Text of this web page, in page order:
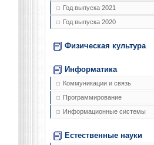
Год выпуска 2021
Год выпуска 2020
Физическая культура
Информатика
Коммуникации и связь
Программирование
Информационные системы
Естественные науки